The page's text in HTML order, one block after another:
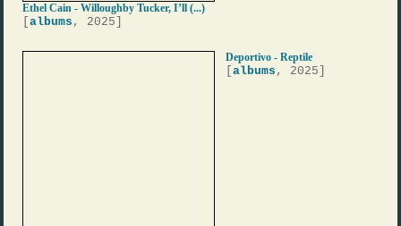
Ethel Cain - Willoughby Tucker, I’ll (...)
[albums , 2025]
Deportivo - Reptile
[albums , 2025]